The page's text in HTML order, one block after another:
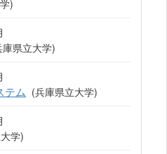
)
庫県立大学)
テム (兵庫県立大学)
学)